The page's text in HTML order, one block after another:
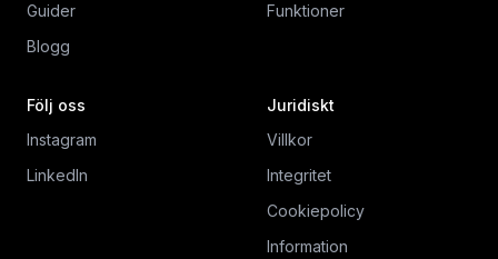
Guider
Blogg
Funktioner
Följ oss
Instagram
LinkedIn
Juridiskt
Villkor
Integritet
Cookiepolicy
Information